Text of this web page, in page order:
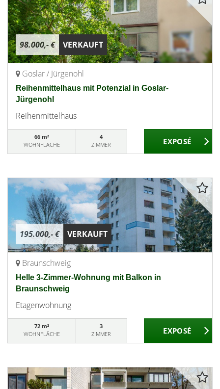
98.000,- € VERKAUFT
Goslar / Jürgenohl
Reihenmittelhaus mit Potenzial in Goslar-
Jürgenohl
Reihenmittelhaus
66 m²
WOHNFLÄCHE
4
ZIMMER
195.000,- € VERKAUFT
Braunschweig
Helle 3-Zimmer-Wohnung mit Balkon in
Braunschweig
Etagenwohnung
72 m²
WOHNFLÄCHE
3
ZIMMER